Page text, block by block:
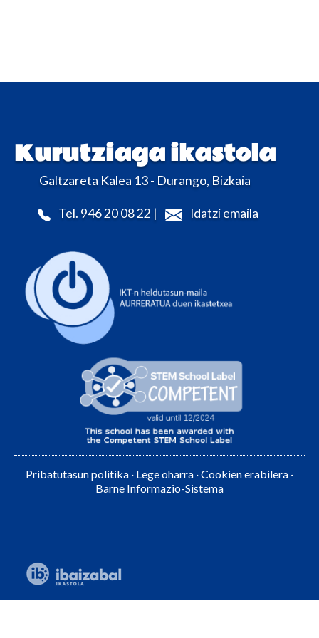
Kurutziaga ikastola
Galtzareta Kalea 13 - Durango, Bizkaia
Tel. 946 20 08 22 | Idatzi emaila
Pribatutasun politika · Lege oharra ·Cookien erabilera ·
Barne Informazio-Sistema